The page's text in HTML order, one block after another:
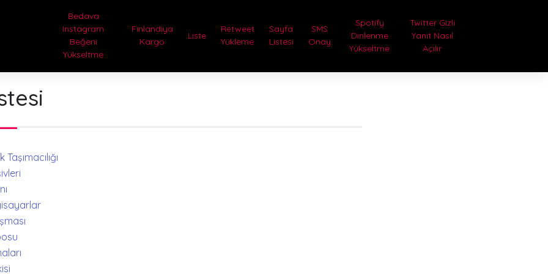
Bedava
Instagram
Beğeni
Yükseltme
Finlandiya
Kargo
Liste
Retweet
Yükleme
Sayfa
Listesi
SMS
Onay
Spotify
Dinlenme
Yükseltme
Twitter Gizli
Yanıt Nasıl
Açılır